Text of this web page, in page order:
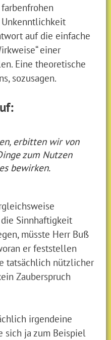
Unkenntlichkeit
auf die einfache
einer
Eine theoretische
sozusagen.
erbitten wir von
zum Nutzen
bewirken.
Sinnhaftigkeit
müsste Herr Buß
er feststellen
tatsächlich nützlicher
Zauberspruch
irgendeine
sich ja zum Beispiel